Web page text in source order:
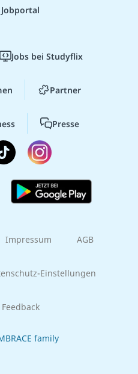
Jobs bei Studyflix
Partner
Presse
Impressum AGB
Einstellungen
family